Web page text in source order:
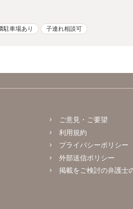
駐車場あり 子連れ相談可
ご意見・ご要望
利用規約
プライバシーポリシー
外部送信ポリシー
掲載をご検討の弁護士